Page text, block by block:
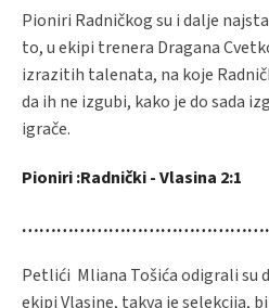
Pioniri Radničkog su i dalje
to, u ekipi trenera Dragana
izrazitih talenata, na koje
da ih ne izgubi, kako je do sada
igrače.
Pioniri :Radnički - Vlasina 2:1
Petlići Mliana Tošića odigrali su
ekipi Vlasine, takva je selekcija,